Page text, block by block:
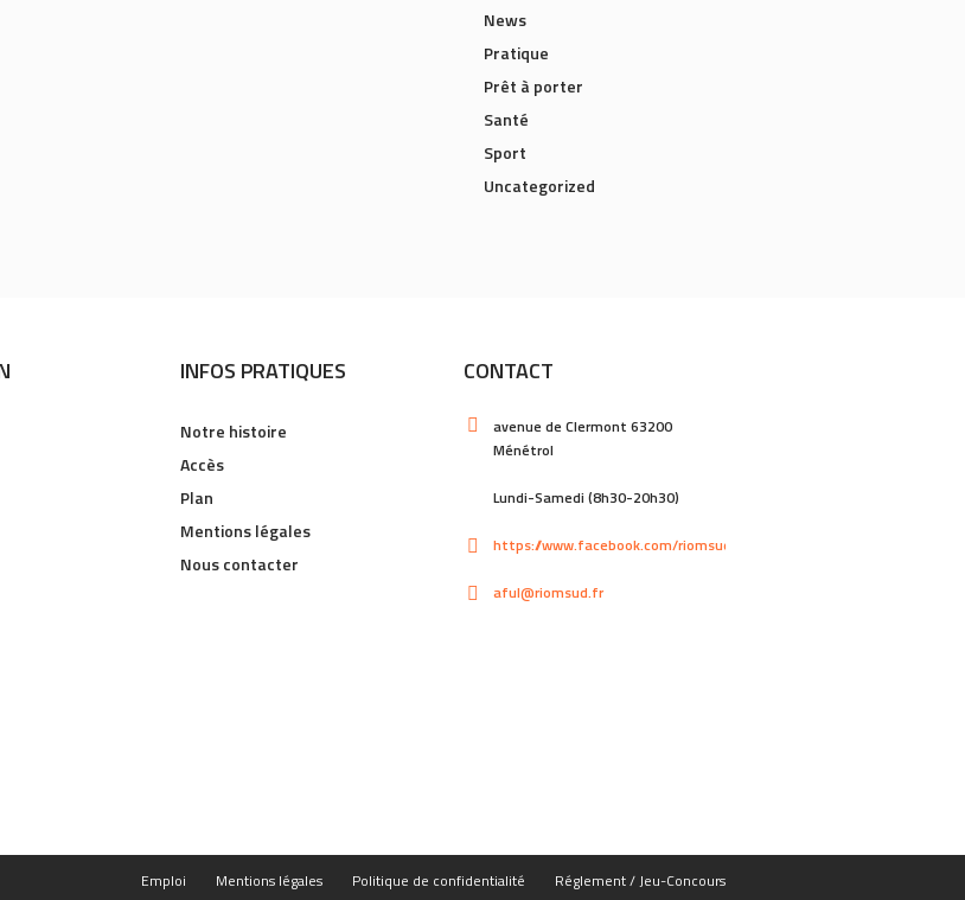
News
Pratique
Prêt à porter
Santé
Sport
Uncategorized
INFOS PRATIQUES
Notre histoire
Accès
Plan
Mentions légales
Nous contacter
CONTACT
avenue de Clermont 63200
Ménétrol
Lundi-Samedi (8h30-20h30)
https://www.facebook.com/riomsud
aful@riomsud.fr
Emploi Mentions légales Politique de confidentialité Réglement / Jeu-Concours